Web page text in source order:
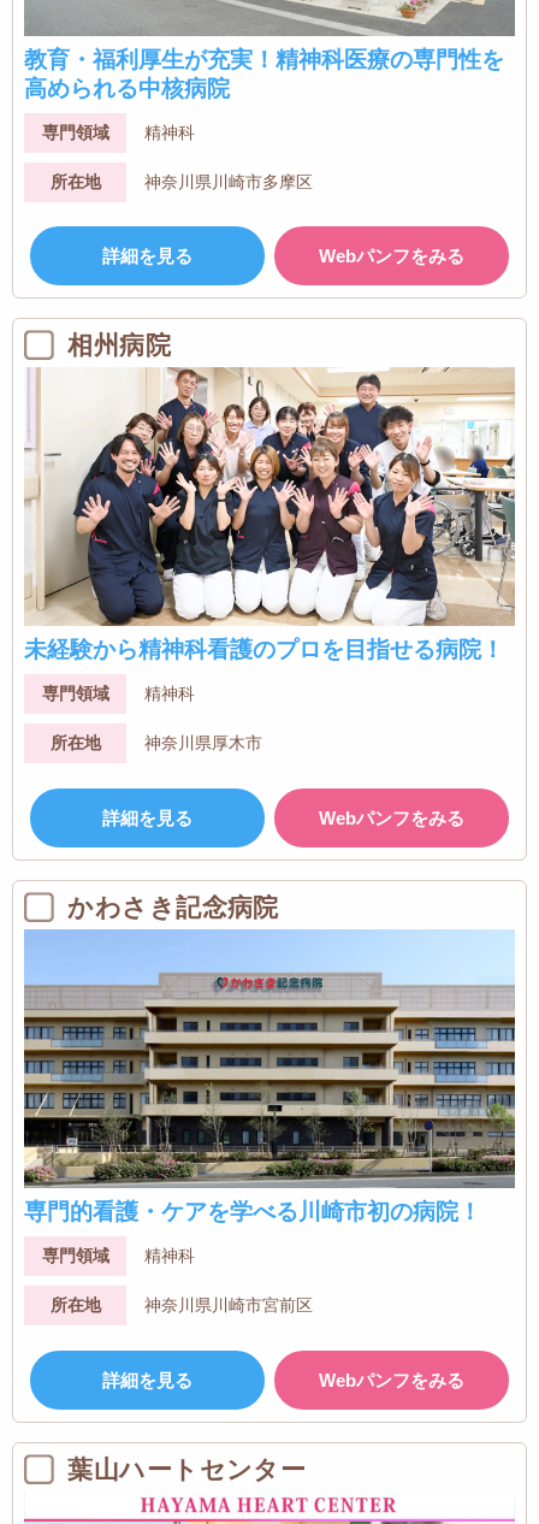
教育・福利厚生が充実！精神科医療の専門性を
高められる中核病院
専門領域 精神科
所在地 神奈川県川崎市多摩区
詳細を見る Webパンフをみる
相州病院
未経験から精神科看護のプロを目指せる病院！
専門領域 精神科
所在地 神奈川県厚木市
詳細を見る Webパンフをみる
かわさき記念病院
専門的看護・ケアを学べる川崎市初の病院！
専門領域 精神科
所在地 神奈川県川崎市宮前区
詳細を見る Webパンフをみる
葉山ハートセンター